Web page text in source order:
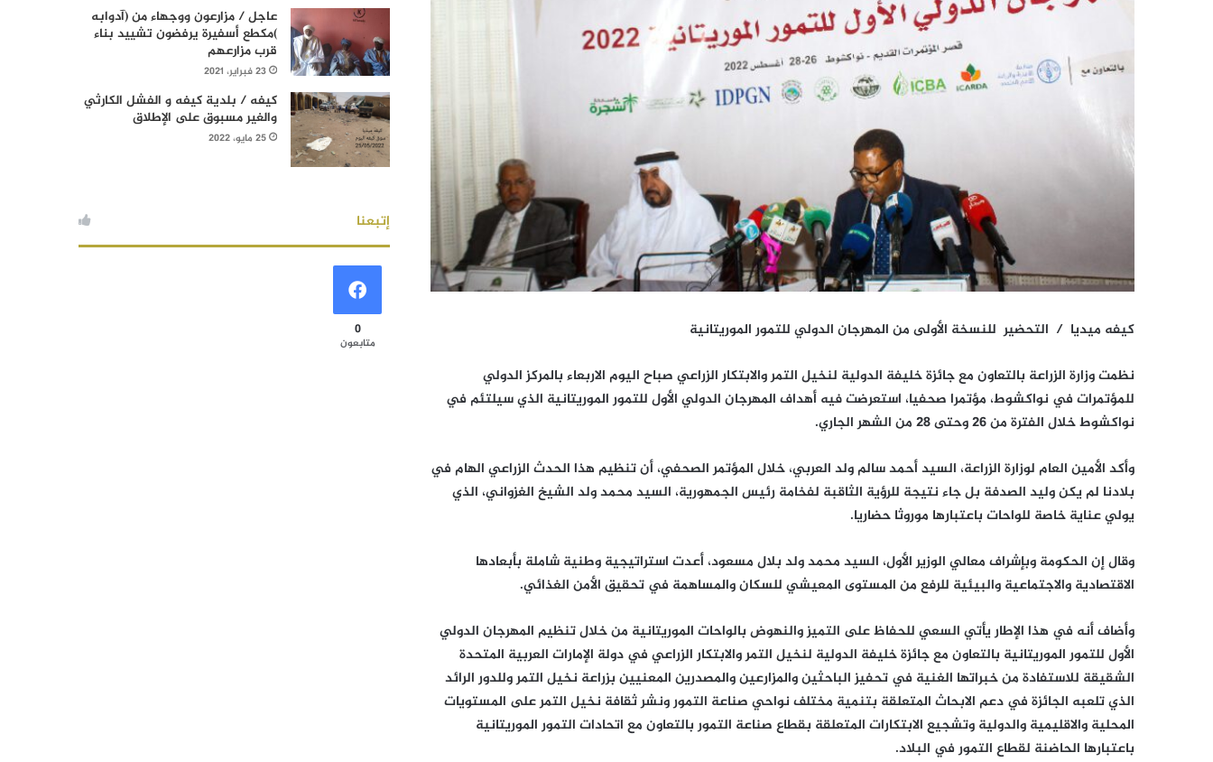
كيفه ميديا / التحضير للنسخة الأولى من المهرجان الدولي للتمور الموريتانية
نظمت وزارة الزراعة بالتعاون مع جائزة خليفة الدولية لنخيل التمر والابتكار الزراعي صباح اليوم الاربعاء بالمركز الدولي
للمؤتمرات في نواكشوط، مؤتمرا صحفيا، استعرضت فيه أهداف المهرجان الدولي الأول للتمور الموريتانية الذي سيلتئم في
نواكشوط خلال الفترة من 26 وحتى 28 من الشهر الجاري.
وأكد الأمين العام لوزارة الزراعة، السيد أحمد سالم ولد العربي، خلال المؤتمر الصحفي، أن تنظيم هذا الحدث الزراعي الهام في
بلادنا لم يكن وليد الصدفة بل جاء نتيجة للرؤية الثاقبة لفخامة رئيس الجمهورية، السيد محمد ولد الشيخ الغزواني، الذي
يولي عناية خاصة للواحات باعتبارها موروثا حضاريا.
وقال إن الحكومة وبإشراف معالي الوزير الأول، السيد محمد ولد بلال مسعود، أعدت استراتيجية وطنية شاملة بأبعادها
الاقتصادية والاجتماعية والبيئية للرفع من المستوى المعيشي للسكان والمساهمة في تحقيق الأمن الغذائي.
وأضاف أنه في هذا الإطار يأتي السعي للحفاظ على التميز والنهوض بالواحات الموريتانية من خلال تنظيم المهرجان الدولي
الأول للتمور الموريتانية بالتعاون مع جائزة خليفة الدولية لنخيل التمر والابتكار الزراعي في دولة الإمارات العربية المتحدة
الشقيقة للاستفادة من خبراتها الغنية في تحفيز الباحثين والمزارعين والمصدرين المعنيين بزراعة نخيل التمر وللدور الرائد
الذي تلعبه الجائزة في دعم الابحاث المتعلقة بتنمية مختلف نواحي صناعة التمور ونشر ثقافة نخيل التمر على المستويات
المحلية والاقليمية والدولية وتشجيع الابتكارات المتعلقة بقطاع صناعة التمور بالتعاون مع اتحادات التمور الموريتانية
باعتبارها الحاضنة لقطاع التمور في البلاد.
عاجل / مزارعون ووجهاء من (آدوابه
)مكطع أسفيرة يرفضون تشييد بناء
قرب مزارعهم
23 فبراير، 2021
كيفه / بلدية كيفه و الفشل الكارثي
والغير مسبوق على الإطلاق
25 مايو، 2022
إتبعنا
0
متابعون